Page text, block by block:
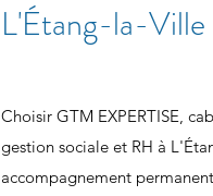
L'Étang-la-Ville
Choisir GTM EXPERTISE,
gestion sociale et RH à
accompagnement